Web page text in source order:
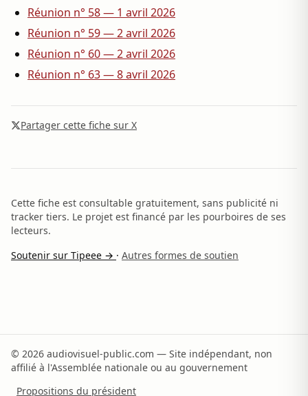
Réunion n° 58 — 1 avril 2026
Réunion n° 59 — 2 avril 2026
Réunion n° 60 — 2 avril 2026
Réunion n° 63 — 8 avril 2026
Partager cette fiche sur X
Cette fiche est consultable gratuitement, sans publicité ni
tracker tiers. Le projet est financé par les pourboires de ses
lecteurs.
Soutenir sur Tipeee → · Autres formes de soutien
© 2026 audiovisuel-public.com — Site indépendant, non
affilié à l'Assemblée nationale ou au gouvernement
Propositions du président